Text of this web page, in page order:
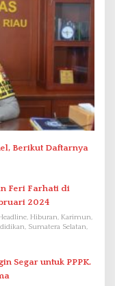
Berikut Daftarnya
Feri Farhati di
2024
Hiburan, Karimun,
Sumatera Selatan,
Segar untuk PPPK.